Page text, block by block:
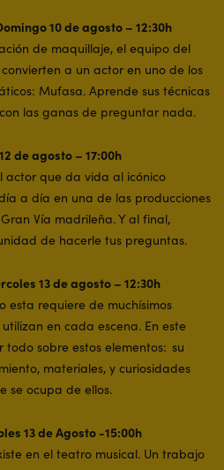
10 de agosto – 12:30h
de maquillaje, el equipo del
a un actor en uno de los
Mufasa. Aprende sus técnicas
las ganas de preguntar nada.
de agosto – 17:00h
actor que da vida al icónico
a día en una de las producciones
Vía madrileña. Y al final,
de hacerle tus preguntas.
13 de agosto – 12:30h
esta requiere de muchísimos
en cada escena. En este
sobre estos elementos: su
materiales, y curiosidades
se ocupa de ellos.
13 de Agosto -15:00h
en el teatro musical. Un trabajo